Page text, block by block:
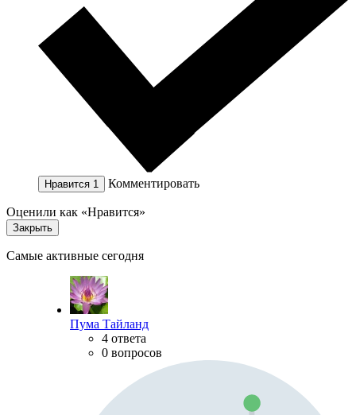
Нравится 1 Комментировать
Оценили как «Нравится»
Закрыть
Самые активные сегодня
Пума Тайланд
4 ответа
0 вопросов